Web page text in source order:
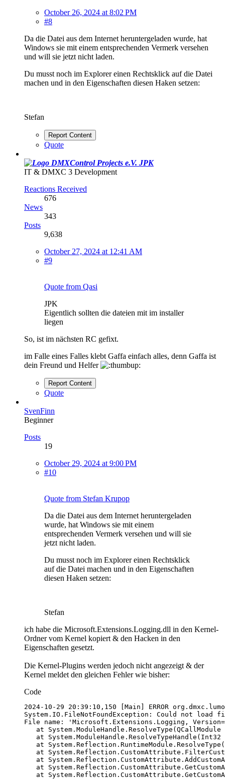
October 26, 2024 at 8:02 PM
#8
Da die Datei aus dem Internet heruntergeladen wurde, hat
Windows sie mit einem entsprechenden Vermerk versehen
und will sie jetzt nicht laden.
Du musst noch im Explorer einen Rechtsklick auf die Datei
machen und in den Eigenschaften diesen Haken setzen:
Stefan
Report Content
Quote
JPK
IT & DMXC 3 Development
Reactions Received
676
News
343
Posts
9,638
October 27, 2024 at 12:41 AM
#9
Quote from Qasi
JPK
Eigentlich sollten die dateien mit im installer
liegen
So, ist im nächsten RC gefixt.
im Falle eines Falles klebt Gaffa einfach alles, denn Gaffa ist
dein Freund und Helfer
Report Content
Quote
SvenFinn
Beginner
Posts
19
October 29, 2024 at 9:00 PM
#10
Quote from Stefan Krupop
Da die Datei aus dem Internet heruntergeladen
wurde, hat Windows sie mit einem
entsprechenden Vermerk versehen und will sie
jetzt nicht laden.
Du musst noch im Explorer einen Rechtsklick
auf die Datei machen und in den Eigenschaften
diesen Haken setzen:
Stefan
ich habe die Microsoft.Extensions.Logging.dll in den Kernel-
Ordner vom Kernel kopiert & den Hacken in den
Eigenschaften gesetzt.
Die Kernel-Plugins werden jedoch nicht angezeigt & der
Kernel meldet den gleichen Fehler wie bisher:
Code